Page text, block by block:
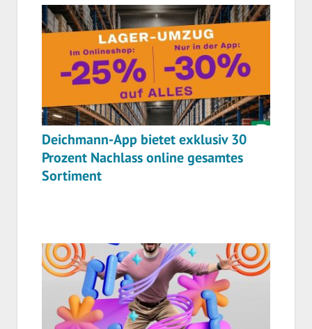
Deichmann-App bietet exklusiv 30
Prozent Nachlass online gesamtes
Sortiment